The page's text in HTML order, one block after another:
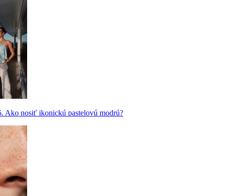
Ako nosiť ikonickú pastelovú modrú?